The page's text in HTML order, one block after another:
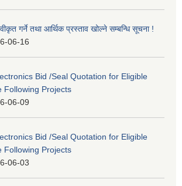
गर्ने तथा आर्थिक प्रस्ताव खोल्ने सम्बन्धि सूचना !
06-16
Bid /Seal Quotation for Eligible
Following Projects
06-09
Bid /Seal Quotation for Eligible
Following Projects
06-03